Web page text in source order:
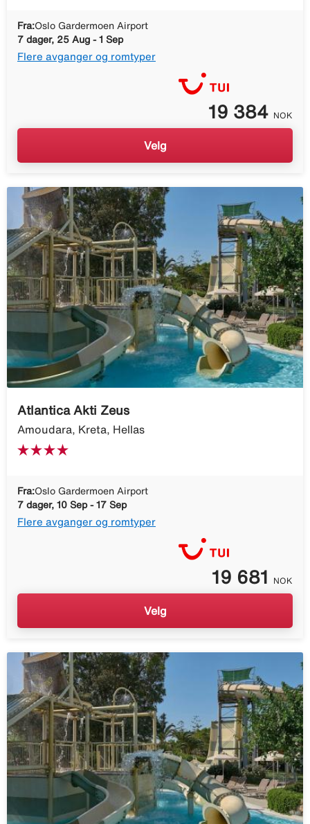
Fra:Oslo Gardermoen Airport
7 dager, 25 Aug - 1 Sep
Flere avganger og romtyper
19 384 NOK
Velg
Atlantica Akti Zeus
Amoudara, Kreta, Hellas
Fra:Oslo Gardermoen Airport
7 dager, 10 Sep - 17 Sep
Flere avganger og romtyper
19 681 NOK
Velg